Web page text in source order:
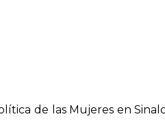
de las Mujeres en